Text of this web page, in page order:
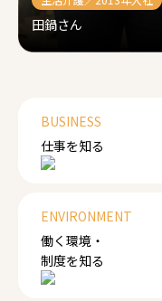
田鍋さん
BUSINESS
仕事を知る
ENVIRONMENT
働く環境・
制度を知る